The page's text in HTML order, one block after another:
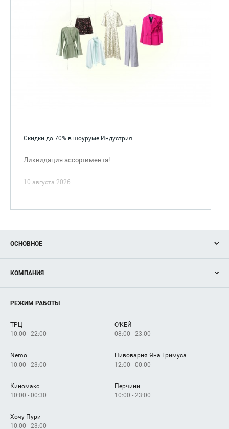
Скидки до 70% в шоуруме Индустрия
Ликвидация ассортимента!
10 августа 2026
ОСНОВНОЕ
Новости
Магазины
Услуги
КОМПАНИЯ
Рекламодателям
Как добраться
РЕЖИМ РАБОТЫ
ТРЦ
10:00 - 22:00
О'КЕЙ
08:00 - 23:00
Nemo
10:00 - 23:00
Пивоварня Яна Гримуса
12:00 - 00:00
Киномакс
10:00 - 00:30
Перчини
10:00 - 23:00
Хочу Пури
10:00 - 23:00